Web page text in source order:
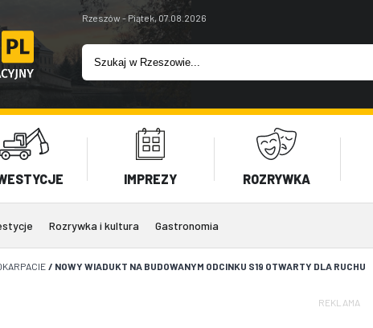
Rzeszów - Piątek, 07.08.2026
IMPREZY ROZRYWKA
Rozrywka i kultura Gastronomia
/ NOWY WIADUKT NA BUDOWANYM ODCINKU S19 OTWARTY DLA RUCHU
REKLAMA